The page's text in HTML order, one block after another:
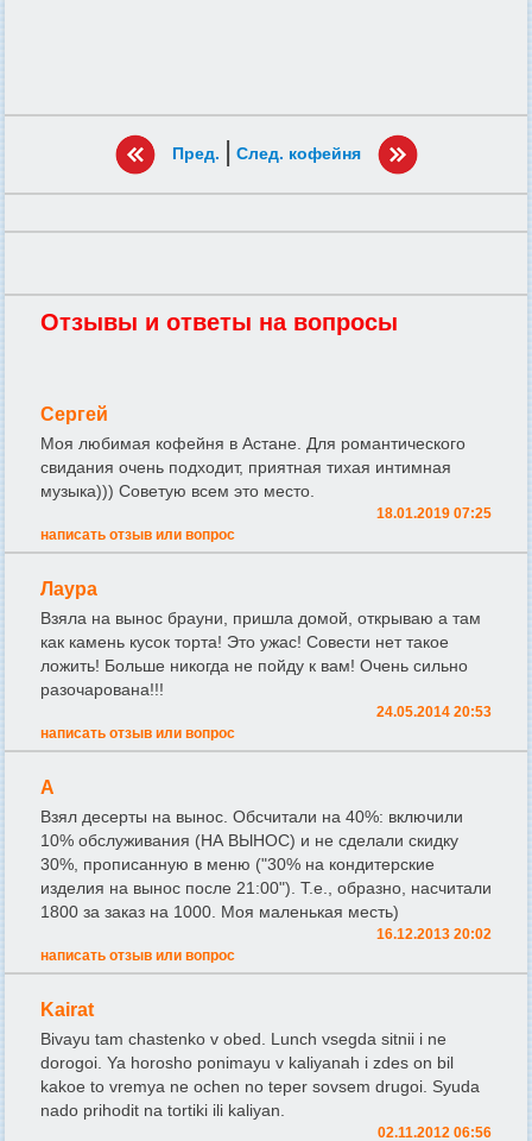
Пред. | След. кофейня
Отзывы и ответы на вопросы
Сергей
Моя любимая кофейня в Астане. Для романтического
свидания очень подходит, приятная тихая интимная
музыка))) Советую всем это место.
18.01.2019 07:25
написать отзыв или вопрос
Лаура
Взяла на вынос брауни, пришла домой, открываю а там
как камень кусок торта! Это ужас! Совести нет такое
ложить! Больше никогда не пойду к вам! Очень сильно
разочарована!!!
24.05.2014 20:53
написать отзыв или вопрос
А
Взял десерты на вынос. Обсчитали на 40%: включили
10% обслуживания (НА ВЫНОС) и не сделали скидку
30%, прописанную в меню ("30% на кондитерские
изделия на вынос после 21:00"). Т.е., образно, насчитали
1800 за заказ на 1000. Моя маленькая месть)
16.12.2013 20:02
написать отзыв или вопрос
Kairat
Bivayu tam chastenko v obed. Lunch vsegda sitnii i ne
dorogoi. Ya horosho ponimayu v kaliyanah i zdes on bil
kakoe to vremya ne ochen no teper sovsem drugoi. Syuda
nado prihodit na tortiki ili kaliyan.
02.11.2012 06:56